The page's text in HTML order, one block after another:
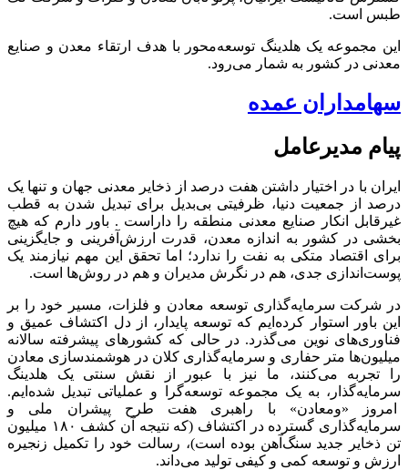
طبس است.
این مجموعه یک هلدینگ توسعه‌محور با هدف ارتقاء معدن و صنایع
معدنی در کشور به شمار می‌رود.
سهامداران عمده
پیام مدیرعامل
ایران با در اختیار داشتن هفت درصد از ذخایر معدنی جهان و تنها یک
درصد از جمعیت دنیا، ظرفیتی بی‌بدیل برای تبدیل شدن به قطب
غیرقابل انکار صنایع معدنی منطقه را داراست . باور دارم که هیچ
بخشی در کشور به اندازه معدن، قدرت ارزش‌آفرینی و جایگزینی
برای اقتصاد متکی به نفت را ندارد؛ اما تحقق این مهم نیازمند یک
پوست‌اندازی جدی، هم در نگرش مدیران و هم در روش‌ها است.
در شرکت سرمایه‌گذاری توسعه معادن و فلزات، مسیر خود را بر
این باور استوار کرده‌ایم که توسعه پایدار، از دل اکتشاف عمیق و
فناوری‌های نوین می‌گذرد. در حالی که کشورهای پیشرفته سالانه
میلیون‌ها متر حفاری و سرمایه‌گذاری کلان در هوشمندسازی معادن
را تجربه می‌کنند، ما نیز با عبور از نقش سنتی یک هلدینگ
سرمایه‌گذار، به یک مجموعه توسعه‌گرا و عملیاتی تبدیل شده‌ایم.
امروز «ومعادن» با راهبری هفت طرح پیشران ملی و
سرمایه‌گذاری گسترده در اکتشاف (که نتیجه آن کشف ۱۸۰ میلیون
تن ذخایر جدید سنگ‌آهن بوده است)، رسالت خود را تکمیل زنجیره
ارزش و توسعه کمی و کیفی تولید می‌داند.